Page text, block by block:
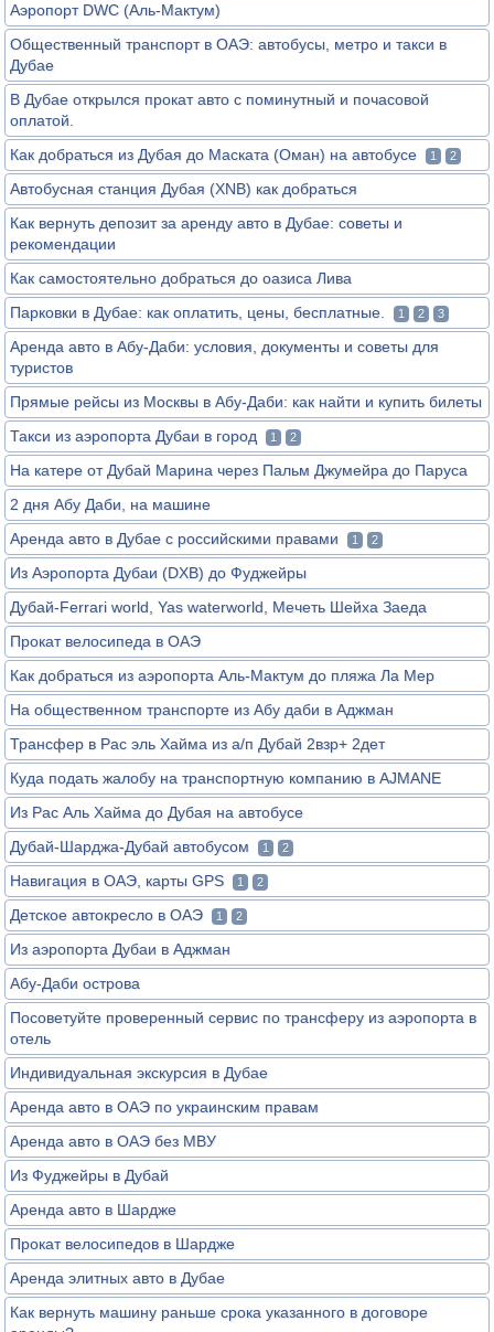
Аэропорт DWC (Аль-Мактум)
Общественный транспорт в ОАЭ: автобусы, метро и такси в
Дубае
В Дубае открылся прокат авто с поминутный и почасовой
оплатой.
Как добраться из Дубая до Маската (Оман) на автобусе
1 2
Автобусная станция Дубая (XNB) как добраться
Как вернуть депозит за аренду авто в Дубае: советы и
рекомендации
Как самостоятельно добраться до оазиса Лива
Парковки в Дубае: как оплатить, цены, бесплатные.
1 2 3
Аренда авто в Абу-Даби: условия, документы и советы для
туристов
Прямые рейсы из Москвы в Абу-Даби: как найти и купить билеты
Такси из аэропорта Дубаи в город
1 2
На катере от Дубай Марина через Пальм Джумейра до Паруса
2 дня Абу Даби, на машине
Аренда авто в Дубае с российскими правами
1 2
Из Аэропорта Дубаи (DXB) до Фуджейры
Дубай-Ferrari world, Yas waterworld, Мечеть Шейха Заеда
Прокат велосипеда в ОАЭ
Как добраться из аэропорта Аль-Мактум до пляжа Ла Мер
На общественном транспорте из Абу даби в Аджман
Трансфер в Рас эль Хайма из а/п Дубай 2взр+ 2дет
Куда подать жалобу на транспортную компанию в AJMANE
Из Рас Аль Хайма до Дубая на автобусе
Дубай-Шарджа-Дубай автобусом
1 2
Навигация в ОАЭ, карты GPS 1 2
Детское автокресло в ОАЭ 1 2
Из аэропорта Дубаи в Аджман
Абу-Даби острова
Посоветуйте проверенный сервис по трансферу из аэропорта в
отель
Индивидуальная экскурсия в Дубае
Аренда авто в ОАЭ по украинским правам
Аренда авто в ОАЭ без МВУ
Из Фуджейры в Дубай
Аренда авто в Шардже
Прокат велосипедов в Шардже
Аренда элитных авто в Дубае
Как вернуть машину раньше срока указанного в договоре